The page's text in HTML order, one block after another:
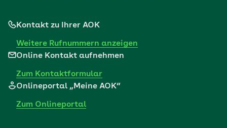
Kontakt zu Ihrer AOK
Weitere Rufnummern anzeigen
Online Kontakt aufnehmen
Zum Kontaktformular
Onlineportal „Meine AOK“
Zum Onlineportal